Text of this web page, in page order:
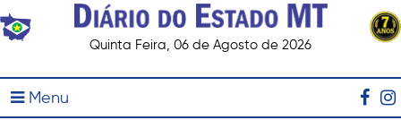
Quinta Feira, 06 de Agosto de 2026
Menu